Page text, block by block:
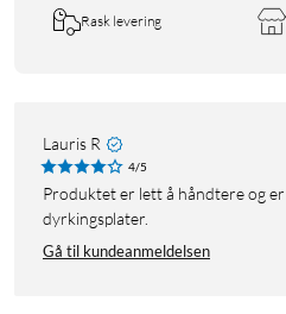
Rask levering
Lauris R
4/5
Produktet er lett å håndtere og er godt egnet for emballasje av
dyrkingsplater.
Gå til kundeanmeldelsen